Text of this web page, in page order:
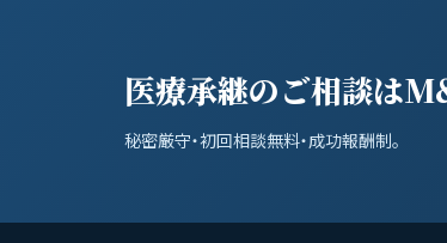
医療承継のご相談は
秘密厳守・初回相談無料・成功報酬制。